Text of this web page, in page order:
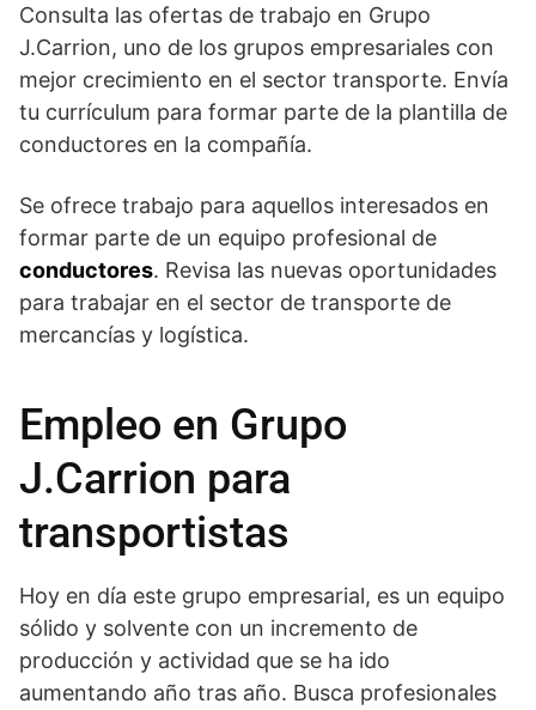
Consulta las ofertas de trabajo en Grupo
J.Carrion, uno de los grupos empresariales con
mejor crecimiento en el sector transporte. Envía
tu currículum para formar parte de la plantilla de
conductores en la compañía.
Se ofrece trabajo para aquellos interesados en
formar parte de un equipo profesional de
conductores. Revisa las nuevas oportunidades
para trabajar en el sector de transporte de
mercancías y logística.
Empleo en Grupo
J.Carrion para
transportistas
Hoy en día este grupo empresarial, es un equipo
sólido y solvente con un incremento de
producción y actividad que se ha ido
aumentando año tras año. Busca profesionales